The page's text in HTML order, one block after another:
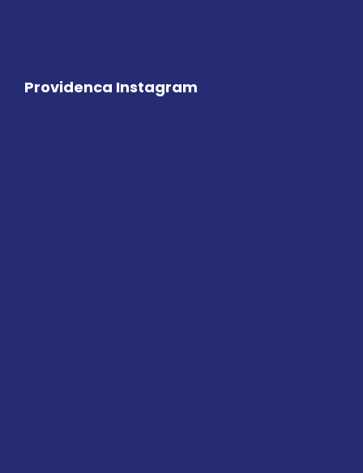
Providenca Instagram